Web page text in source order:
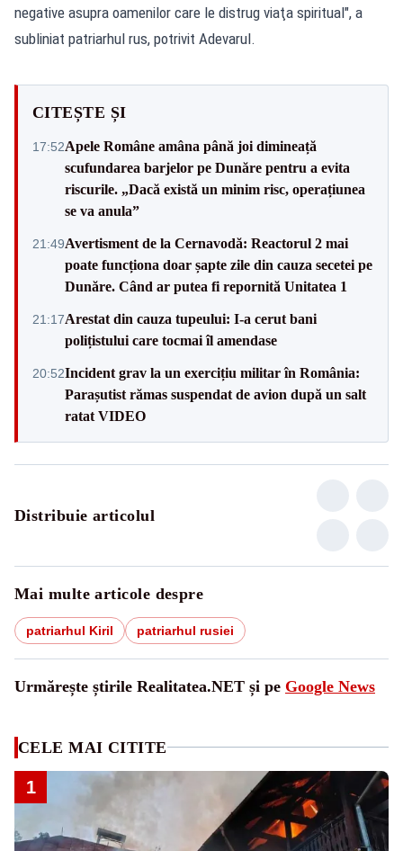
negative asupra oamenilor care le distrug viaţa spiritual", a
subliniat patriarhul rus, potrivit Adevarul.
CITEȘTE ȘI
17:52Apele Române amâna până joi dimineață
scufundarea barjelor pe Dunăre pentru a evita
riscurile. „Dacă există un minim risc, operațiunea
se va anula”
21:49Avertisment de la Cernavodă: Reactorul 2 mai
poate funcționa doar șapte zile din cauza secetei pe
Dunăre. Când ar putea fi repornită Unitatea 1
21:17Arestat din cauza tupeului: I-a cerut bani
polițistului care tocmai îl amendase
20:52Incident grav la un exercițiu militar în România:
Parașutist rămas suspendat de avion după un salt
ratat VIDEO
Distribuie articolul
Mai multe articole despre
patriarhul Kiril patriarhul rusiei
Urmărește știrile Realitatea.NET și pe Google News
CELE MAI CITITE
1